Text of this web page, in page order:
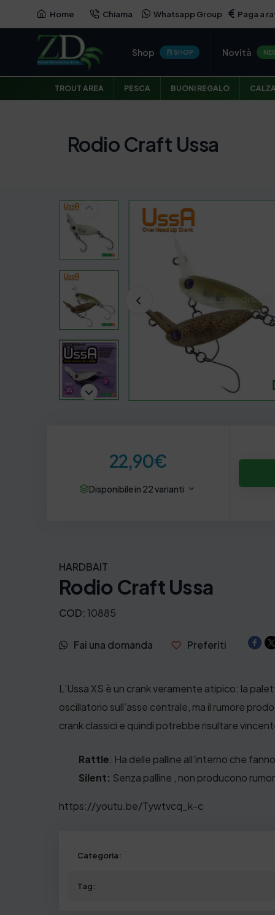
Home Chiama Whatsapp Group Paga a
Shop SHOP Novità
TROUT AREA PESCA BUONI REGALO
Rodio Craft Ussa
22,90€
Disponibile in 22 varianti
HARDBAIT
Rodio Craft Ussa
COD:10885
Fai una domanda Preferiti
L’Ussa XS è un crank veramente atipico: la
oscillatorio sull’asse centrale, ma il rumore
crank classici e quindi potrebbe risultare
Rattle: Ha delle palline all’interno che
Silent: Senza palline , non producono
https://youtu.be/Tywtvcq_k-c
Categoria:
Tag: